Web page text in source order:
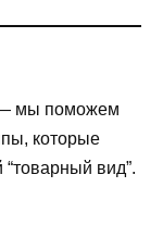
мы поможем
которые
вид”.